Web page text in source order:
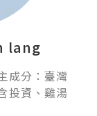
lang
成分：臺灣
投資、雞湯